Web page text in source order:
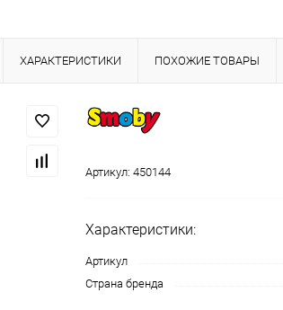
ХАРАКТЕРИСТИКИ ПОХОЖИЕ ТОВАРЫ
Артикул: 450144
Характеристики:
Артикул
Страна бренда